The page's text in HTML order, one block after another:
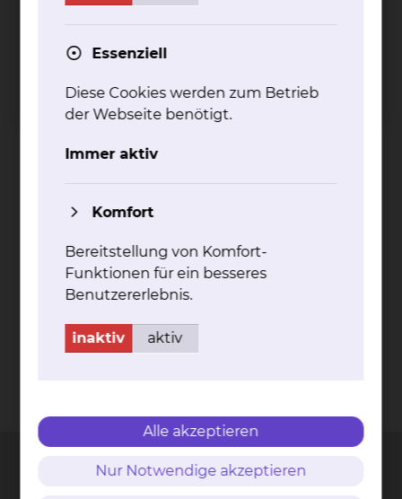
PET-CT
mehr
PET-CT bei Pro­sta­ta-Krebs
mehr
Bildnachweise
Entgelttransparenz Cookie Einstellungen
Essenziell
Diese Cookies werden zum Betrieb
der Webseite benötigt.
Immer aktiv
Komfort
Bereitstellung von Komfort-
Funktionen für ein besseres
Benutzererlebnis.
inaktiv aktiv
Alle akzeptieren
Nur Notwendige akzeptieren